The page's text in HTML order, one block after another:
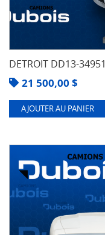
DETROIT DD13-34951
21 500,00 $
AJOUTER AU PANIER